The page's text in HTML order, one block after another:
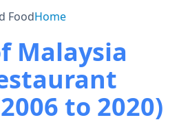
FoodHome
Malaysia
to 2020)